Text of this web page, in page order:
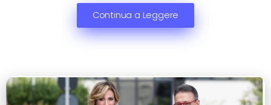
Continua a Leggere